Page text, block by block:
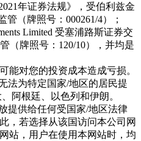
年证券法规》，受伯利兹金
（牌照号：000261/4）；
Limited 受塞浦路斯证券交
（牌照号：120/10），并均是
能对您的投资成本造成亏损。
法为特定国家/地区的居民提
阿根廷、以色列和伊朗。
提供给任何受国家/地区法律
，若选择从该国访问本公司网
站，用户在使用本网站时，均